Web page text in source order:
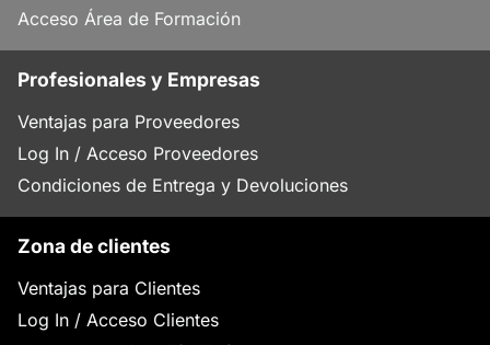
Acceso Área de Formación
Profesionales y Empresas
Ventajas para Proveedores
Log In / Acceso Proveedores
Condiciones de Entrega y Devoluciones
Zona de clientes
Ventajas para Clientes
Log In / Acceso Clientes